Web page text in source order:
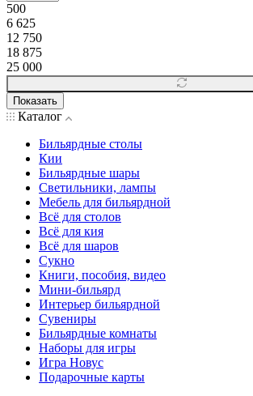
500
6 625
12 750
18 875
25 000
Показать
Каталог
Бильярдные столы
Кии
Бильярдные шары
Светильники, лампы
Мебель для бильярдной
Всё для столов
Всё для кия
Всё для шаров
Сукно
Книги, пособия, видео
Мини-бильярд
Интерьер бильярдной
Сувениры
Бильярдные комнаты
Наборы для игры
Игра Новус
Подарочные карты